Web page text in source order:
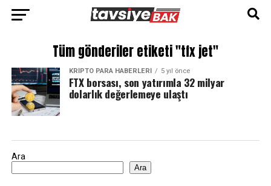
Tüm gönderiler etiketi "tfx jet"
KRIPTO PARA HABERLERI 5 yıl önce
FTX borsası, son yatırımla 32 milyar
dolarlık değerlemeye ulaştı
Ara
Ara